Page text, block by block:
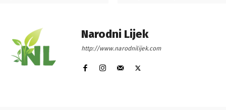
Narodni Lijek
http://www.narodnilijek.com